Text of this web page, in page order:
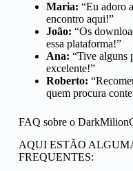
Maria: “Eu adoro
encontro aqui!”
João: “Os
essa plataforma!”
Ana: “Tive alguns
excelente!”
Roberto:
quem procura
FAQ sobre o
AQUI ESTÃO
FREQUENTES: